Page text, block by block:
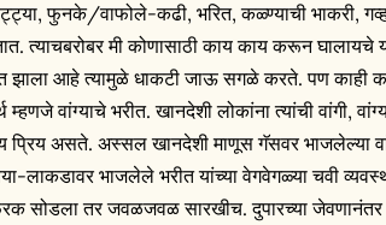
फुनके/वाफोले-कढी, भरित, कळ्ण्याची भाकरी,
त्याचबरोबर मी कोणासाठी काय काय करून घालायचे
झाला आहे त्यामुळे धाकटी जाऊ सगळे करते. पण काही
म्हणजे वांग्याचे भरीत. खानदेशी लोकांना त्यांची वांगी,
प्रिय असते. अस्सल खानदेशी माणूस गॅसवर भाजलेल्या
लाकडावर भाजलेले भरीत यांच्या वेगवेगळ्या चवी
सोडला तर जवळजवळ सारखीच. दुपारच्या